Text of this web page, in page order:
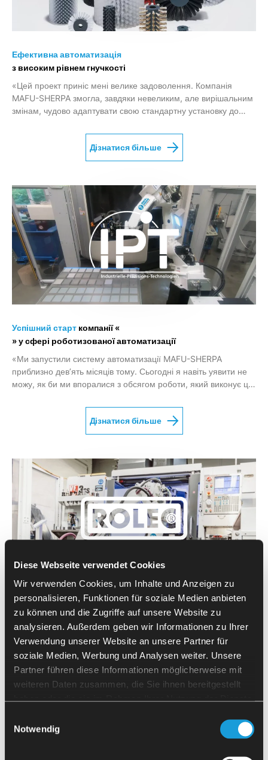
Diese Webseite verwendet Cookies
Wir verwenden Cookies, um Inhalte und Anzeigen zu
personalisieren, Funktionen für soziale Medien anbieten
zu können und die Zugriffe auf unsere Website zu
analysieren. Außerdem geben wir Informationen zu Ihrer
Verwendung unserer Website an unsere Partner für
soziale Medien, Werbung und Analysen weiter. Unsere
Partner führen diese Informationen möglicherweise mit
weiteren Daten zusammen, die Sie ihnen bereitgestellt
haben oder die sie im Rahmen Ihrer Nutzung der Dienste
Notwendig
Ефективна автоматизація
з високим рівнем гнучкості
«Цей проект приніс мені велике задоволення. Компанія
MAFU-SHERPA змогла, завдяки невеликим, але вирішальним
змінам, чудово адаптувати свою стандартну установку до
Дізнатися більше
Успішний старт компанії «
» у сфері роботизованої автоматизації
«Ми запустили систему автоматизації MAFU-SHERPA
приблизно дев’ять місяців тому. Сьогодні я навіть уявити не
можу, як би ми впоралися з обсягом роботи, який виконує ця
Дізнатися більше
Оптимізація робочих процесівза допомогою
для ефективнішого використання персоналу
“Через коротку окупність інвестицій ми одразу ж придбали
другу систему автоматизації з ЧПК у MAFU-SHERPA. І ми
плануємо автоматизувати більше верстатів у майбутньому”.